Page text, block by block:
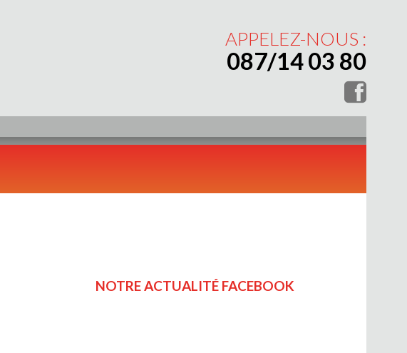
APPELEZ-NOUS :
087/14 03 80
NOTRE ACTUALITÉ FACEBOOK